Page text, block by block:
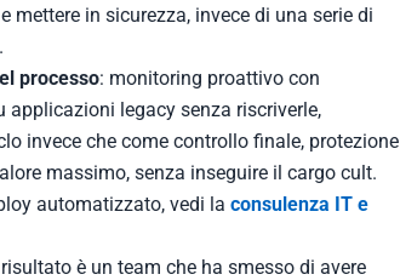
mettere in sicurezza, invece di una serie di
processo: monitoring proattivo con
applicazioni legacy senza riscriverle,
invece che come controllo finale, protezione
massimo, senza inseguire il cargo cult.
automatizzato, vedi la consulenza IT e
è un team che ha smesso di avere